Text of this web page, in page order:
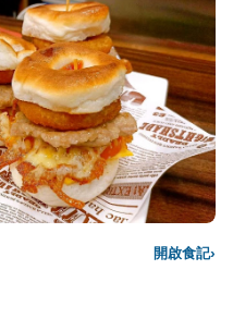
開啟食記›